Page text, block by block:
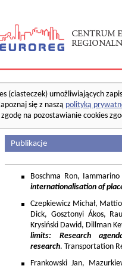
(ciasteczek) umożliwiających
się z naszą polityką
na pozostawianie cookies
Publikacje
Boschma Ron,
internationalisation of
Czepkiewicz Michał,
Dick, Gosztonyi Ákos,
Krysiński Dawid, Dillman
limits: Research
research. Transportation
Frankowski Jan,